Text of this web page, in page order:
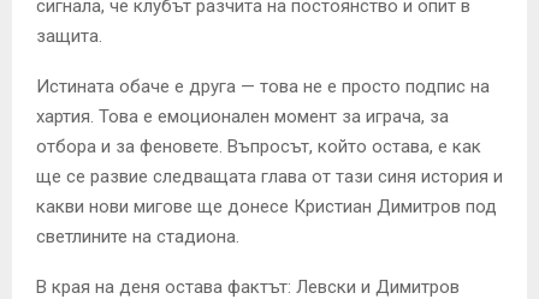
сигнала, че клубът разчита на постоянство и опит в
защита.
Истината обаче е друга — това не е просто подпис на
хартия. Това е емоционален момент за играча, за
отбора и за феновете. Въпросът, който остава, е как
ще се развие следващата глава от тази синя история и
какви нови мигове ще донесе Кристиан Димитров под
светлините на стадиона.
В края на деня остава фактът: Левски и Димитров